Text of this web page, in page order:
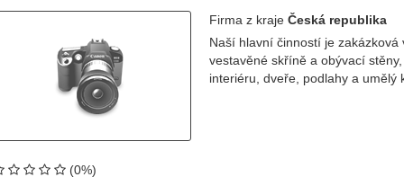
Firma z kraje Česká republika
Naší hlavní činností je
vestavěné skříně a obývací
interiéru, dveře, podlahy a umělý
(0%)